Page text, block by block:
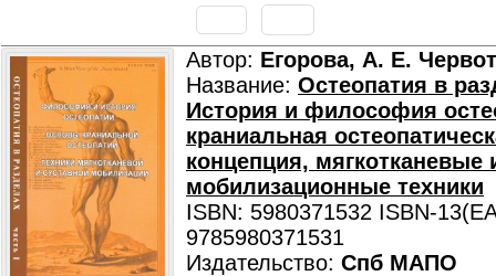
Автор: Егорова, А. Е.
Название: Остеопатия в
История и философия
краниальная
концепция, мягкотканевые
мобилизационные техники
ISBN: 5980371532 ISBN-
9785980371531
Издательство: Спб МАПО